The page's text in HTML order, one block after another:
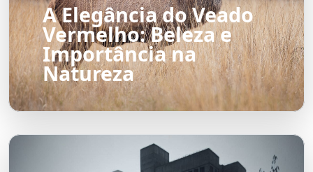
A Elegância do Veado
Vermelho: Beleza e
Importância na
Natureza